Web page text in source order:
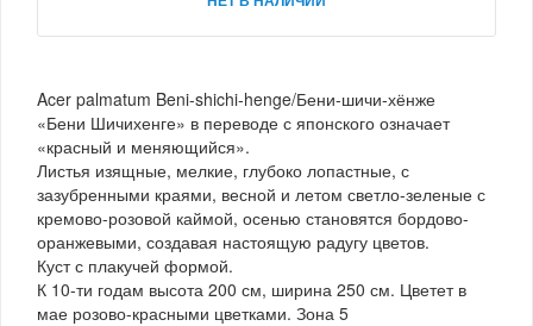
Acer palmatum Beni-shichi-henge/Бени-шичи-хёнже
«Бени Шичихенге» в переводе с японского означает
«красный и меняющийся».
Листья изящные, мелкие, глубоко лопастные, с
зазубренными краями, весной и летом светло-зеленые с
кремово-розовой каймой, осенью становятся бордово-
оранжевыми, создавая настоящую радугу цветов.
Куст с плакучей формой.
К 10-ти годам высота 200 см, ширина 250 см. Цветет в
мае розово-красными цветками. Зона 5